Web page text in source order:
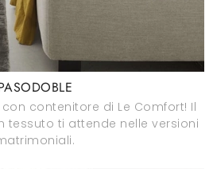
contenitore di Le Comfort! Il
tessuto ti attende nelle versioni